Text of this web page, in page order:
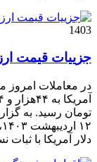
1403
جزییات قیمت
در معاملات امروز
تومان رسید. به
دلار آمریکا با